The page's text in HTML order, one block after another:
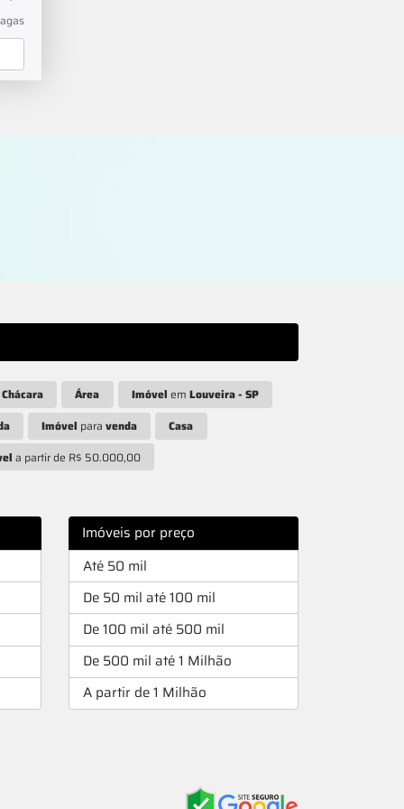
Chácara Área Imóvel em Louveira - SP
Imóvel para venda
Casa
a partir de R$ 50.000,00
Imóveis por preço
Até 50 mil
De 50 mil até 100 mil
De 100 mil até 500 mil
De 500 mil até 1 Milhão
A partir de 1 Milhão